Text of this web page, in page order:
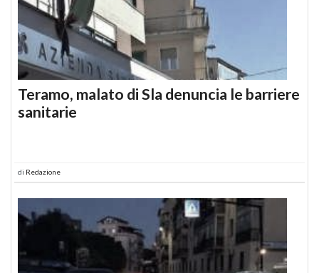
Teramo, malato di Sla denuncia le barriere
sanitarie
di Redazione